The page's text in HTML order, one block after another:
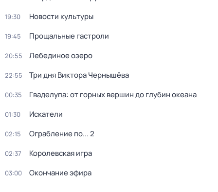
19:30 Новости культуры
19:45 Прощальные гастроли
20:55 Лебединое озеро
22:55 Три дня Виктора Чернышёва
00:35 Гваделупа: от горных вершин до глубин океана
01:30 Искатели
02:15 Ограбление по... 2
02:37 Королевская игра
03:00 Окончание эфира